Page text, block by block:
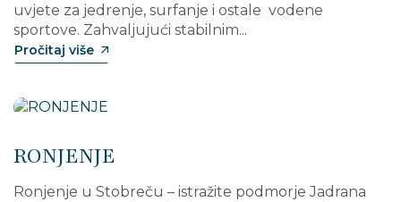
uvjete za jedrenje, surfanje i ostale vodene
sportove. Zahvaljujući stabilnim...
Pročitaj više
RONJENJE
Ronjenje u Stobreču – istražite podmorje Jadrana